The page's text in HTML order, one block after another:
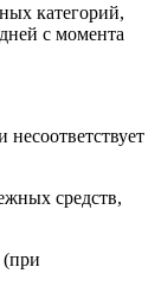
категорий,
с момента
средств,
(при